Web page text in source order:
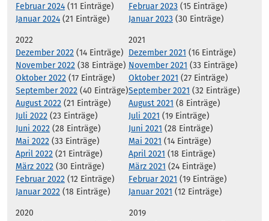
Februar 2024 (11 Einträge)
Januar 2024 (21 Einträge)
Februar 2023 (15 Einträge)
Januar 2023 (30 Einträge)
2022
Dezember 2022 (14 Einträge)
November 2022 (38 Einträge)
Oktober 2022 (17 Einträge)
September 2022 (40 Einträge)
August 2022 (21 Einträge)
Juli 2022 (23 Einträge)
Juni 2022 (28 Einträge)
Mai 2022 (33 Einträge)
April 2022 (21 Einträge)
März 2022 (30 Einträge)
Februar 2022 (12 Einträge)
Januar 2022 (18 Einträge)
2021
Dezember 2021 (16 Einträge)
November 2021 (33 Einträge)
Oktober 2021 (27 Einträge)
September 2021 (32 Einträge)
August 2021 (8 Einträge)
Juli 2021 (19 Einträge)
Juni 2021 (28 Einträge)
Mai 2021 (14 Einträge)
April 2021 (18 Einträge)
März 2021 (24 Einträge)
Februar 2021 (19 Einträge)
Januar 2021 (12 Einträge)
2020
2019